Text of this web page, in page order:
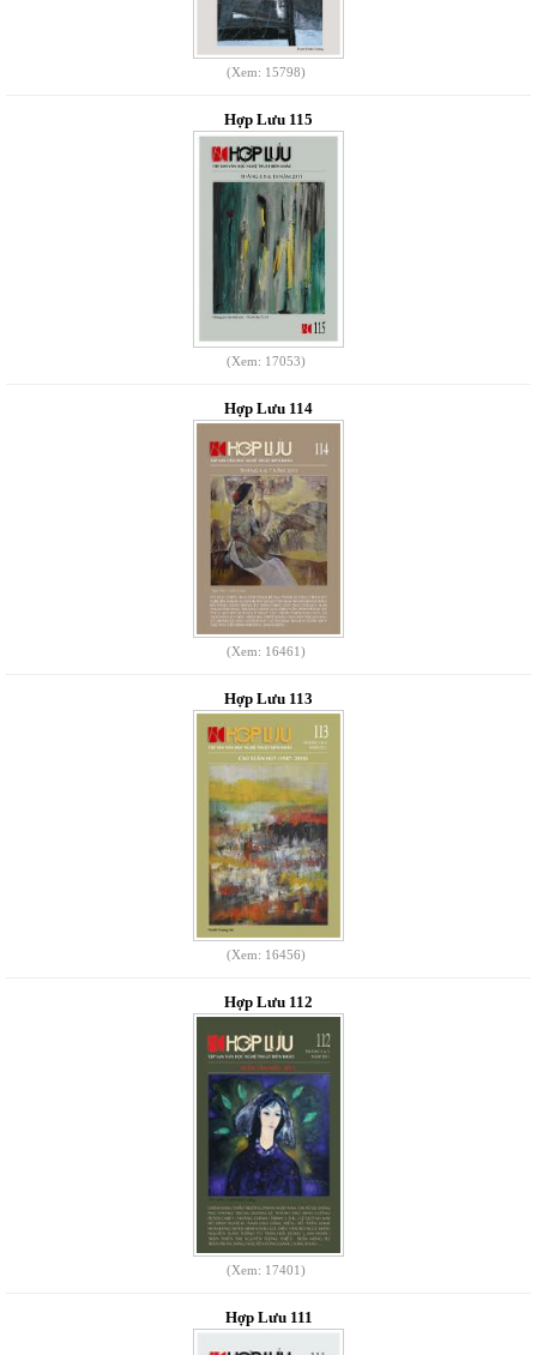
(Xem: 15798)
Hợp Lưu 115
(Xem: 17053)
Hợp Lưu 114
(Xem: 16461)
Hợp Lưu 113
(Xem: 16456)
Hợp Lưu 112
(Xem: 17401)
Hợp Lưu 111